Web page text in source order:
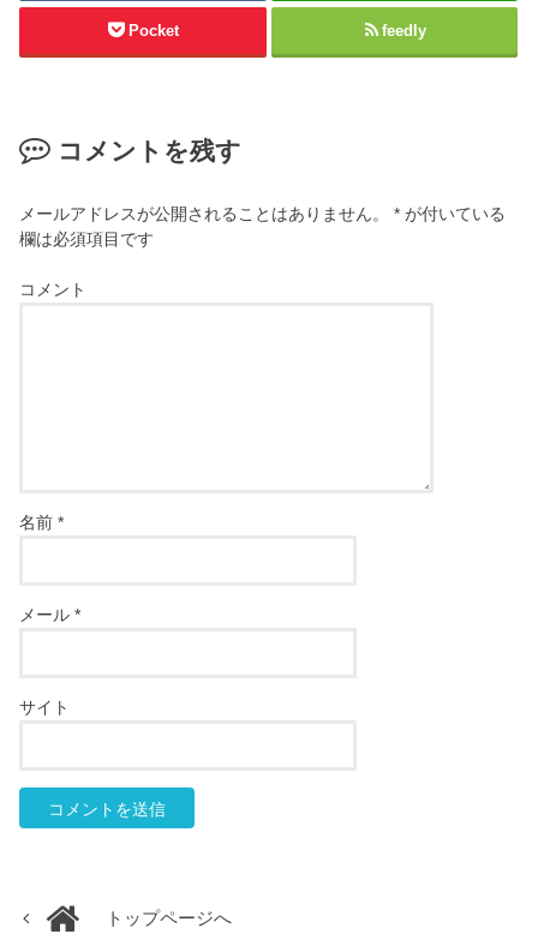
Pocket feedly
コメントを残す
メールアドレスが公開されることはありません。 * が付いている
欄は必須項目です
コメント
名前*
メール*
サイト
トップページへ